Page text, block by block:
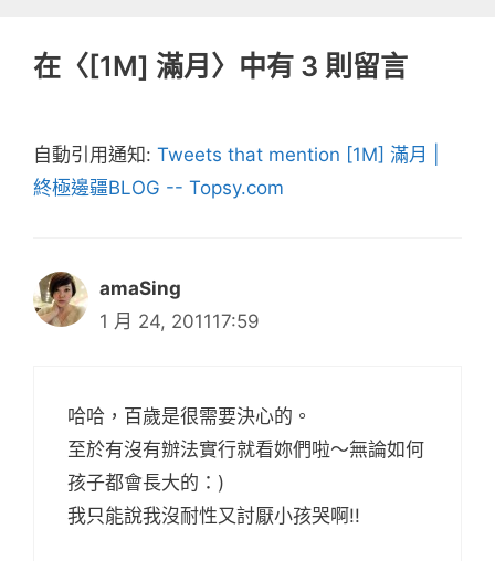
在〈[1M] 滿月〉中有 3 則留言
自動引用通知: Tweets that mention [1M] 滿月 |
終極邊疆BLOG -- Topsy.com
amaSing
1 月 24, 201117:59
哈哈，百歲是很需要決心的。
至於有沒有辦法實行就看妳們啦～無論如何
孩子都會長大的：)
我只能說我沒耐性又討厭小孩哭啊!!